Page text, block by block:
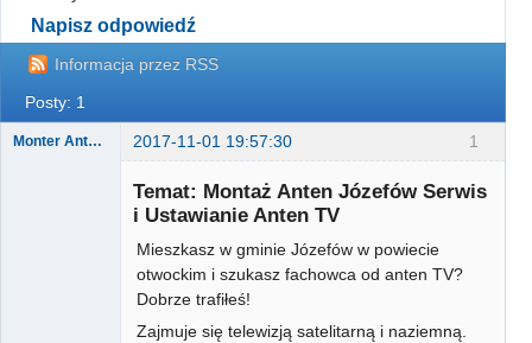
Napisz odpowiedź
Informacja przez RSS
Posty: 1
1
Monter Anten Sat i DVB-T 2017-11-01 19:57:30
Temat: Montaż Anten Józefów Serwis
i Ustawianie Anten TV
Mieszkasz w gminie Józefów w powiecie
otwockim i szukasz fachowca od anten TV?
Dobrze trafiłeś!
Zajmuje się telewizją satelitarną i naziemną.